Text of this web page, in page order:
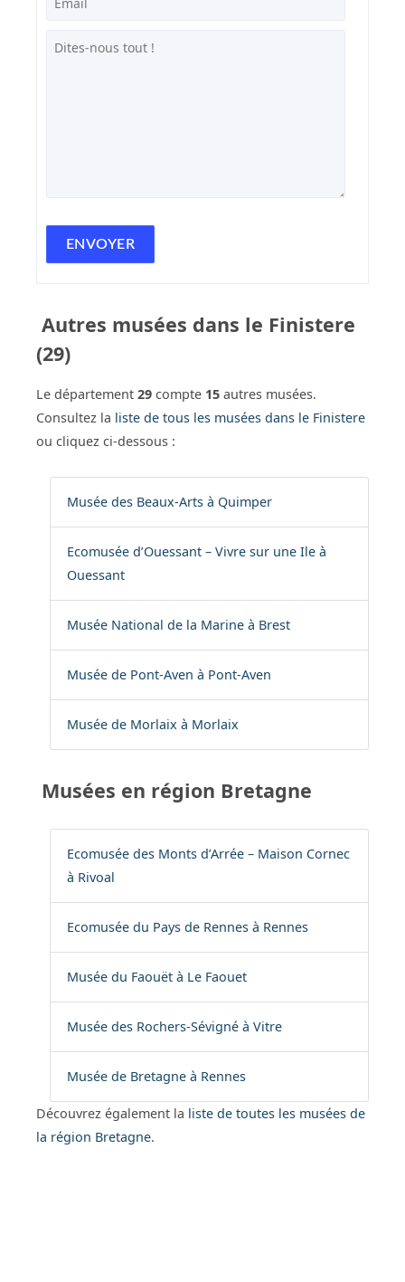
Autres musées dans le Finistere
(29)
Le département 29 compte 15 autres musées.
Consultez la liste de tous les musées dans le Finistere
ou cliquez ci-dessous :
Musée des Beaux-Arts à Quimper
Ecomusée d’Ouessant – Vivre sur une Ile à
Ouessant
Musée National de la Marine à Brest
Musée de Pont-Aven à Pont-Aven
Musée de Morlaix à Morlaix
Musées en région Bretagne
Ecomusée des Monts d’Arrée – Maison Cornec
à Rivoal
Ecomusée du Pays de Rennes à Rennes
Musée du Faouët à Le Faouet
Musée des Rochers-Sévigné à Vitre
Musée de Bretagne à Rennes
Découvrez également la liste de toutes les musées de
la région Bretagne.